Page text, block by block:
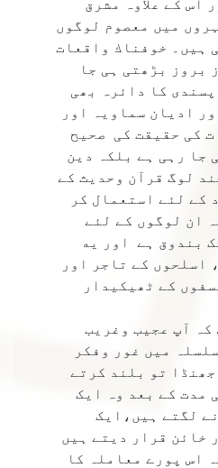
اس کے علاوہ مشرق
میں معصوم لوگوں
ہیں۔ خوفناك واقعات
بروز بڑھتی ہی جا
کا دائرہ بھی
ادیان سماویہ اور
کی حقیقت کی صحیح
جا رہی ہے بلکہ دین
لوگ قرآن وحدیث کے
کے لئے استعمال کر
ان لوگوں کے لئے
بندوق ہے اور يه
اسلحوں کے تاجر اور
کے ٹھیکیدار
کہ آپ عجیب وغریب
میں غور وفکر
جھنڈا تو بلند کرتے
مدت کے بعد وہ ایک
لگتے ہیں،ایک
خائن قرار دیتے ہیں
اس پورے معاملہ کا